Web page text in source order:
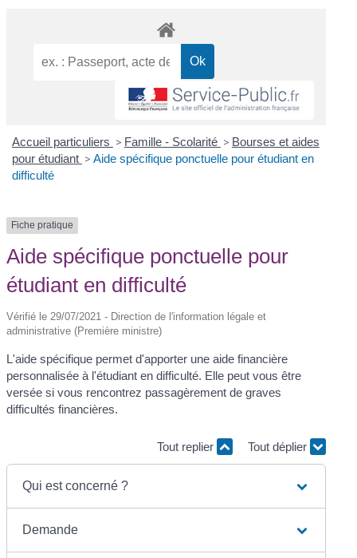
Accueil particuliers > Famille - Scolarité > Bourses et aides
pour étudiant > Aide spécifique ponctuelle pour étudiant en
difficulté
Fiche pratique
Aide spécifique ponctuelle pour
étudiant en difficulté
Vérifié le 29/07/2021 - Direction de l'information légale et
administrative (Première ministre)
L'aide spécifique permet d'apporter une aide financière
personnalisée à l'étudiant en difficulté. Elle peut vous être
versée si vous rencontrez passagèrement de graves
difficultés financières.
Tout replier Tout déplier
Qui est concerné ?
Demande